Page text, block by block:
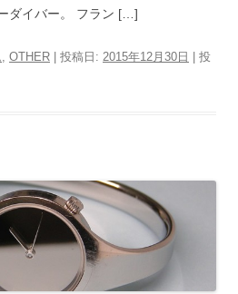
ダイバー。 フラン […]
OTHER | 投稿日: 2015年12月30日 | 投